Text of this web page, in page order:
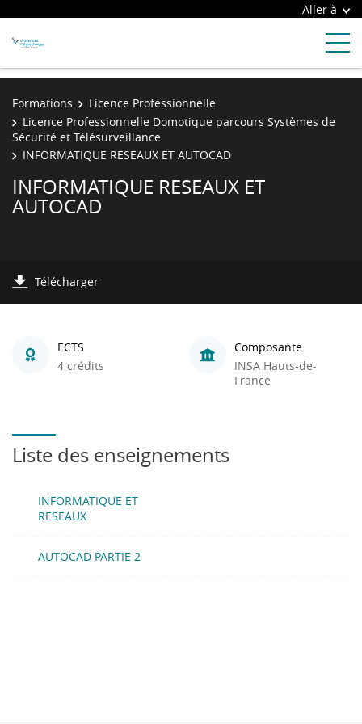
Aller à
Formations
Licence Professionnelle
Licence Professionnelle Domotique parcours Systèmes de
Sécurité et Télésurveillance
INFORMATIQUE RESEAUX ET AUTOCAD
INFORMATIQUE RESEAUX ET
AUTOCAD
Télécharger
ECTS
4 crédits
Composante
INSA Hauts-de-
France
Liste des enseignements
INFORMATIQUE ET
RESEAUX
AUTOCAD PARTIE 2